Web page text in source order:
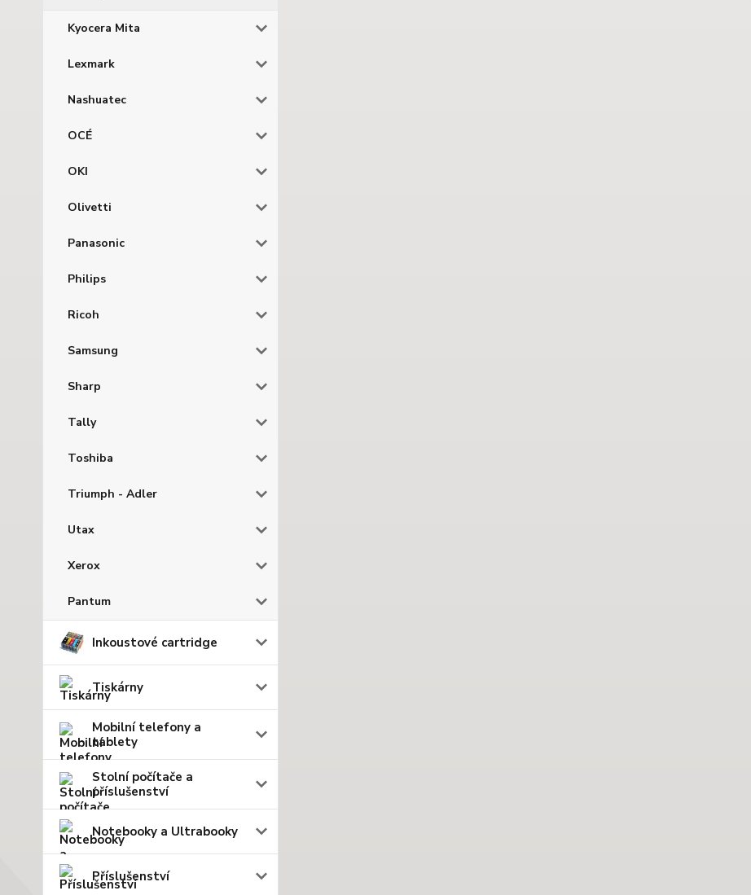
Kyocera Mita
Lexmark
Nashuatec
OCÉ
OKI
Olivetti
Panasonic
Philips
Ricoh
Samsung
Sharp
Tally
Toshiba
Triumph - Adler
Utax
Xerox
Pantum
Inkoustové cartridge
Tiskárny
Mobilní telefony a
tablety
Stolní počítače a
příslušenství
Notebooky a Ultrabooky
Příslušenství